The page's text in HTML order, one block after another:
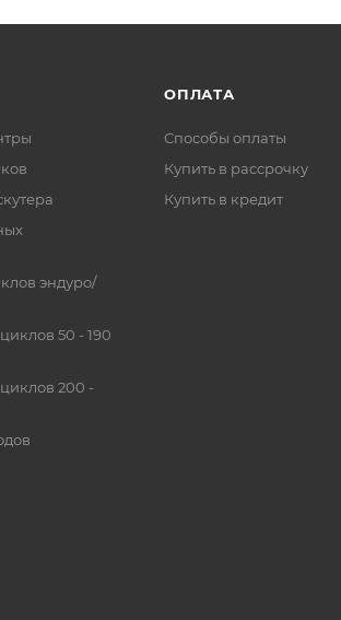
эндуро/
50 - 190
200 -
ОПЛАТА
Способы оплаты
Купить в рассрочку
Купить в кредит